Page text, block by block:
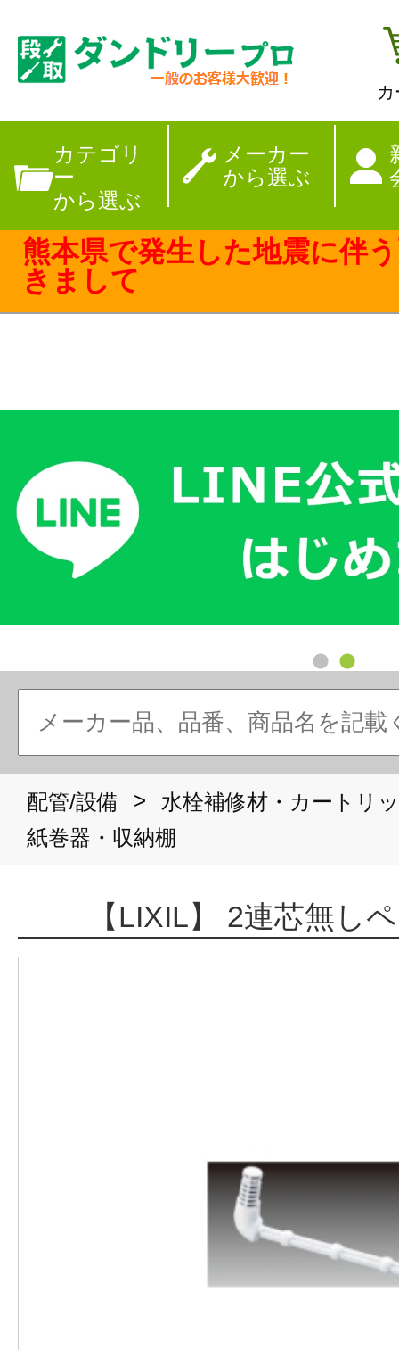
カテゴリ
ー
から選ぶ
メーカー
から選ぶ
【夏季休暇のお
熊本県で発生した地震に伴
きまして
配管/設備 >
水栓補修材・カートリ
紙巻器・収納棚
【LIXIL】 2連芯無し